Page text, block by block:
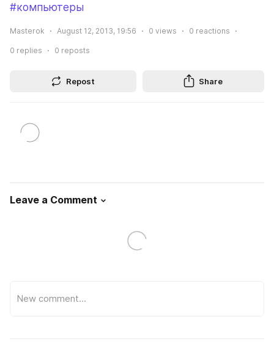
#компьютеры
Masterok August 12, 2013, 19:56 0 views 0 reactions
0 replies 0 reposts
Repost Share
Leave a Comment